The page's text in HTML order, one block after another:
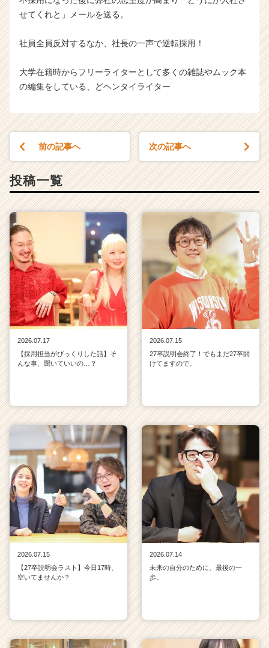
せてくれと」メールを送る。
社員全員反対するなか、社長の一声で逆転採用！
大学在籍時からフリーライターとして多くの雑誌やムック本
の編集をしている、どヘンタイライター
前の記事へ 次の記事へ
投稿一覧
2026.07.17
【採用担当がびっくりした話】そ
んな事、聞いていいの…？
2026.07.15
27卒説明会終了！でもまだ27卒開
けてますので。
2026.07.15
【27卒説明会ラスト】今日17時、
空いてませんか？
2026.07.14
未来の自分のために、最後の一
歩。